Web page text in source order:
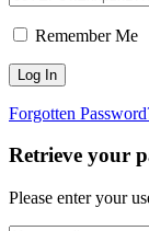
Remember Me
Forgotten
Retrieve your
Please enter your